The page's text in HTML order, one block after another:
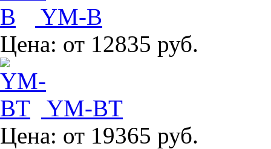
YM-B
Цена: от 12835 руб.
YM-BT
Цена: от 19365 руб.